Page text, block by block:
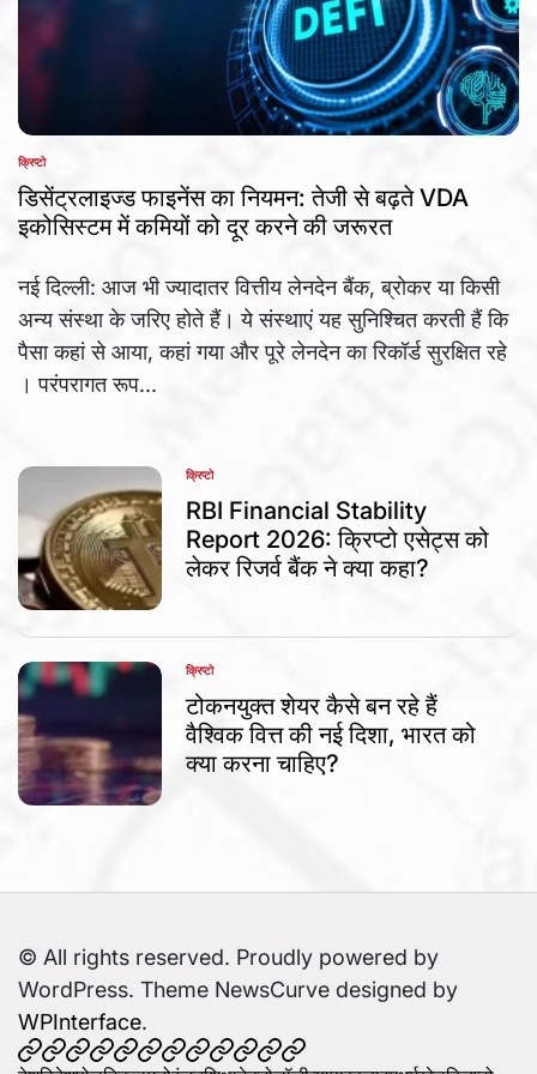
POSTED
IN
क्रिप्टो
डिसेंट्रलाइज्ड फाइनेंस का नियमन: तेजी से बढ़ते VDA
इकोसिस्टम में कमियों को दूर करने की जरूरत
नई दिल्ली: आज भी ज्यादातर वित्तीय लेनदेन बैंक, ब्रोकर या किसी
अन्य संस्था के जरिए होते हैं। ये संस्थाएं यह सुनिश्चित करती हैं कि
पैसा कहां से आया, कहां गया और पूरे लेनदेन का रिकॉर्ड सुरक्षित रहे
। परंपरागत रूप...
POSTED
IN
क्रिप्टो
RBI Financial Stability
Report 2026: क्रिप्टो एसेट्स को
लेकर रिजर्व बैंक ने क्या कहा?
POSTED
IN
क्रिप्टो
टोकनयुक्त शेयर कैसे बन रहे हैं
वैश्विक वित्त की नई दिशा, भारत को
क्या करना चाहिए?
© All rights reserved. Proudly powered by
WordPress. Theme NewsCurve designed by
WPInterface.
देशविदेशपोलटिकल
मनोरंजन
शिक्षाटेक्नोलॉजी
व्यापारक्राइम
धर्मखेलक्रिप्टोस्वास्थ्य